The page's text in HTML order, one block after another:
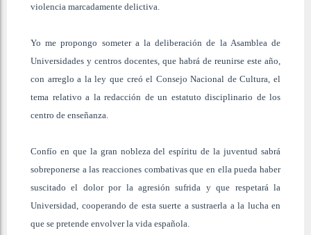
violencia marcadamente delictiva.
Yo me propongo someter a la deliberación de la Asamblea de
Universidades y centros docentes, que habrá de reunirse este año,
con arreglo a la ley que creó el Consejo Nacional de Cultura, el
tema relativo a la redacción de un estatuto disciplinario de los
centro de enseñanza.
Confío en que la gran nobleza del espíritu de la juventud sabrá
sobreponerse a las reacciones combativas que en ella pueda haber
suscitado el dolor por la agresión sufrida y que respetará la
Universidad, cooperando de esta suerte a sustraerla a la lucha en
que se pretende envolver la vida española.